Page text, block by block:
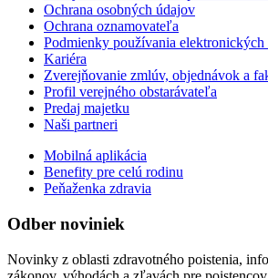
Ochrana osobných údajov
Ochrana oznamovateľa
Podmienky používania elektronických
Kariéra
Zverejňovanie zmlúv, objednávok a
Profil verejného obstarávateľa
Predaj majetku
Naši partneri
Mobilná aplikácia
Benefity pre celú rodinu
Peňaženka zdravia
Odber noviniek
Novinky z oblasti zdravotného poistenia,